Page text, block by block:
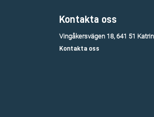
Kontakta oss
Vingåkersvägen 18, 641 51
Kontakta oss